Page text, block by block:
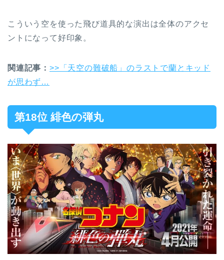
こういう空を使った飛び道具的な演出は全体のアクセ
ントになって好印象。
関連記事： >>「天空の難破船」のラストで蘭とキッド
が思わず…
第18位 緋色の弾丸